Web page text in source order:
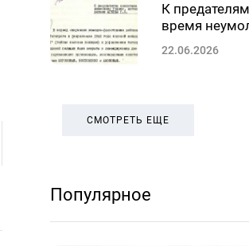
К
время
22.06.2026
СМОТРЕТЬ ЕЩЕ
Популярное